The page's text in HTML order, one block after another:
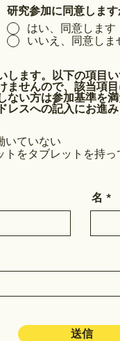
研究参加に同意します
はい、同意します
いいえ、同意しま
します。以下の項目
ませんので、該当項
ない方は参加基準を
スへの記入にお進み
いていない
トをタブレットを持っ
名
送信